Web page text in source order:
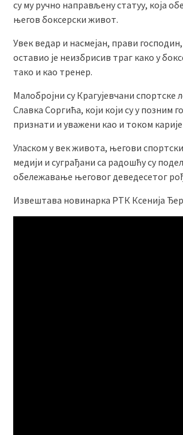
су му ручно направљену статуу, која
његов боксерски живот.
Увек ведар и насмејан, прави
оставио је неизбрисив траг како у
тако и као тренер.
Малобројни су Крагујевчани спортске
Славка Соргића, који који су у позним
признати и уважени као и током
Уласком у век живота, његови
медији и суграђани са радошћу су
обележавање његовог деведесетог
Извештава новинарка РТК Ксенија